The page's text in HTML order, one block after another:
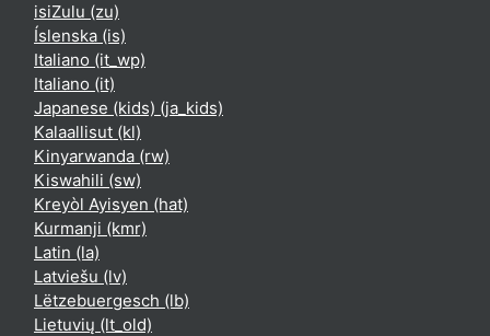
isiZulu ‎(zu)‎
Íslenska ‎(is)‎
Italiano ‎(it_wp)‎
Italiano ‎(it)‎
Japanese (kids) ‎(ja_kids)‎
Kalaallisut ‎(kl)‎
Kinyarwanda ‎(rw)‎
Kiswahili ‎(sw)‎
Kreyòl Ayisyen ‎(hat)‎
Kurmanji ‎(kmr)‎
Latin ‎(la)‎
Latviešu ‎(lv)‎
Lëtzebuergesch ‎(lb)‎
Lietuvių ‎(lt_old)‎